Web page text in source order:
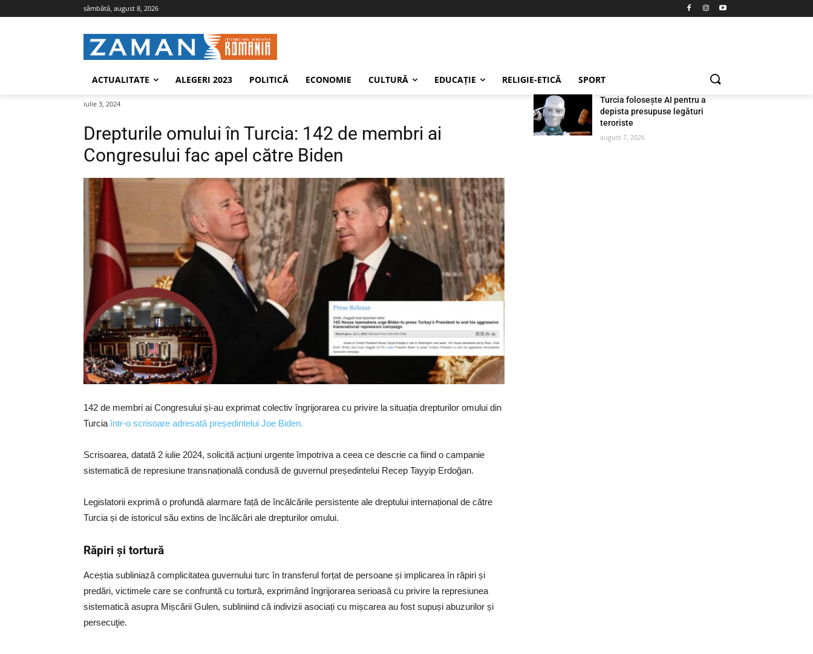
sâmbătă, august 8, 2026
ACTUALITATE ALEGERI 2023 POLITICĂ ECONOMIE CULTURĂ EDUCAŢIE RELIGIE-ETICĂ SPORT
iulie 3, 2024
Drepturile omului în Turcia: 142 de membri ai
Congresului fac apel către Biden
142 de membri ai Congresului și-au exprimat colectiv îngrijorarea cu privire la situația drepturilor omului din
Turcia într-o scrisoare adresată președintelui Joe Biden.
Scrisoarea, datată 2 iulie 2024, solicită acțiuni urgente împotriva a ceea ce descrie ca fiind o campanie
sistematică de represiune transnațională condusă de guvernul președintelui Recep Tayyip Erdoğan.
Legislatorii exprimă o profundă alarmare față de încălcările persistente ale dreptului internațional de către
Turcia și de istoricul său extins de încălcări ale drepturilor omului.
Răpiri și tortură
Aceștia subliniază complicitatea guvernului turc în transferul forțat de persoane și implicarea în răpiri și
predări, victimele care se confruntă cu tortură, exprimând îngrijorarea serioasă cu privire la represiunea
sistematică asupra Mișcării Gulen, subliniind că indivizii asociați cu mișcarea au fost supuși abuzurilor și
persecuţie.
Turcia folosește AI pentru a
depista presupuse legături
teroriste
august 7, 2026